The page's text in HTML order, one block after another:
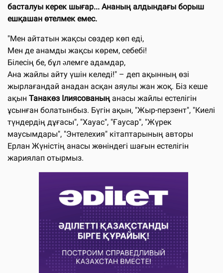
басталуы керек шығар... Ананың алдындағы борыш
ешқашан өтелмек емес.
"Мен айтатын жақсы сөздер көп еді,
Мен де анамды жақсы көрем, себебі!
Білесің бе, бұл əлемге адамдар,
Ана жайлы айту үшін келеді!" – деп ақынның өзі
жырлағандай анадан асқан аяулы жан жоқ. Біз кеше
ақын Танакөз Ілиясованың анасы жайлы естелігін
ұсынған болатынбыз. Бүгін ақын, "Жыр-перзент", "Киелі
түндердің дұғасы", "Хауас", "Ғаусар", "Жүрек
маусымдары", "Энтелехия" кітаптарының авторы
Ерлан Жүністің анасы жөніндегі шағын естелігін
жариялап отырмыз.